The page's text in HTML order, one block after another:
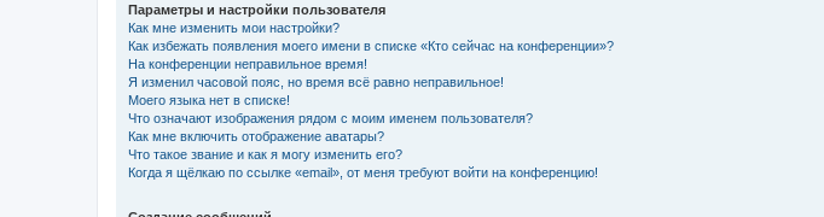
Параметры и настройки пользователя
Как мне изменить мои настройки?
Как избежать появления моего имени в списке «Кто сейчас на конференции»?
На конференции неправильное время!
Я изменил часовой пояс, но время всё равно неправильное!
Моего языка нет в списке!
Что означают изображения рядом с моим именем пользователя?
Как мне включить отображение аватары?
Что такое звание и как я могу изменить его?
Когда я щёлкаю по ссылке «email», от меня требуют войти на конференцию!